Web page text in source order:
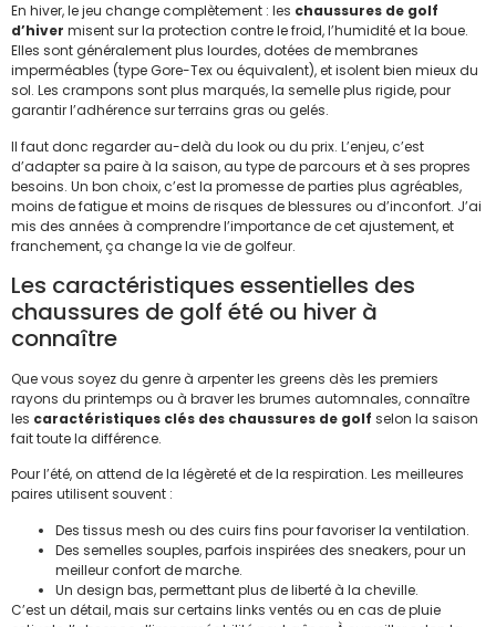
En hiver, le jeu change complètement : les chaussures de golf
d’hiver misent sur la protection contre le froid, l’humidité et la boue.
Elles sont généralement plus lourdes, dotées de membranes
imperméables (type Gore-Tex ou équivalent), et isolent bien mieux du
sol. Les crampons sont plus marqués, la semelle plus rigide, pour
garantir l’adhérence sur terrains gras ou gelés.
Il faut donc regarder au-delà du look ou du prix. L’enjeu, c’est
d’adapter sa paire à la saison, au type de parcours et à ses propres
besoins. Un bon choix, c’est la promesse de parties plus agréables,
moins de fatigue et moins de risques de blessures ou d’inconfort. J’ai
mis des années à comprendre l’importance de cet ajustement, et
franchement, ça change la vie de golfeur.
Les caractéristiques essentielles des
chaussures de golf été ou hiver à
connaître
Que vous soyez du genre à arpenter les greens dès les premiers
rayons du printemps ou à braver les brumes automnales, connaître
les caractéristiques clés des chaussures de golf selon la saison
fait toute la différence.
Pour l’été, on attend de la légèreté et de la respiration. Les meilleures
paires utilisent souvent :
Des tissus mesh ou des cuirs fins pour favoriser la ventilation.
Des semelles souples, parfois inspirées des sneakers, pour un
meilleur confort de marche.
Un design bas, permettant plus de liberté à la cheville.
C’est un détail, mais sur certains links ventés ou en cas de pluie